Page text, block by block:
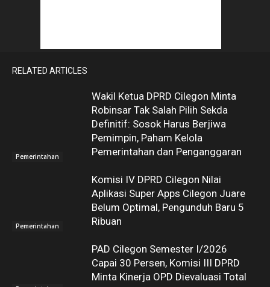
RELATED ARTICLES
Pemerintahan
Wakil Ketua DPRD Cilegon Minta
Robinsar Tak Salah Pilih Sekda
Definitif: Sosok Harus Berjiwa
Pemimpin, Paham Kelola
Pemerintahan dan Penganggaran
Pemerintahan
Komisi IV DPRD Cilegon Nilai
Aplikasi Super Apps Cilegon Juare
Belum Optimal, Pengunduh Baru 5
Ribuan
PAD Cilegon Semester I/2026
Capai 30 Persen, Komisi III DPRD
Minta Kinerja OPD Dievaluasi Total